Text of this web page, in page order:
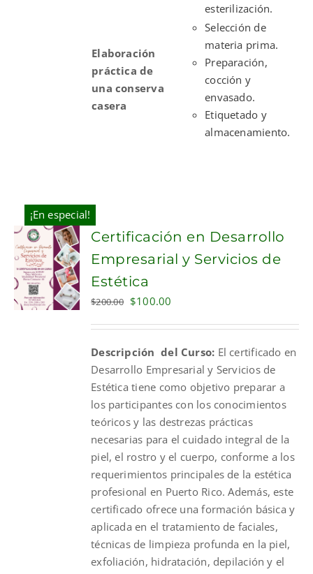
esterilización.
Elaboración
práctica de
una conserva
casera
Selección de
materia prima.
Preparación,
cocción y
envasado.
Etiquetado y
almacenamiento.
¡En especial!
ADD TO
CART
Certificación en Desarrollo
Empresarial y Servicios de
Estética
$200.00 Original
$200.00.
$100.00
$100.00.
Descripción del Curso: El certificado en
Desarrollo Empresarial y Servicios de
Estética tiene como objetivo preparar a
los participantes con los conocimientos
teóricos y las destrezas prácticas
necesarias para el cuidado integral de la
piel, el rostro y el cuerpo, conforme a los
requerimientos principales de la estética
profesional en Puerto Rico. Además, este
certificado ofrece una formación básica y
aplicada en el tratamiento de faciales,
técnicas de limpieza profunda en la piel,
exfoliación, hidratación, depilación y el